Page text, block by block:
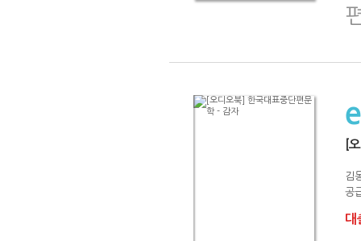
[
김
공
대